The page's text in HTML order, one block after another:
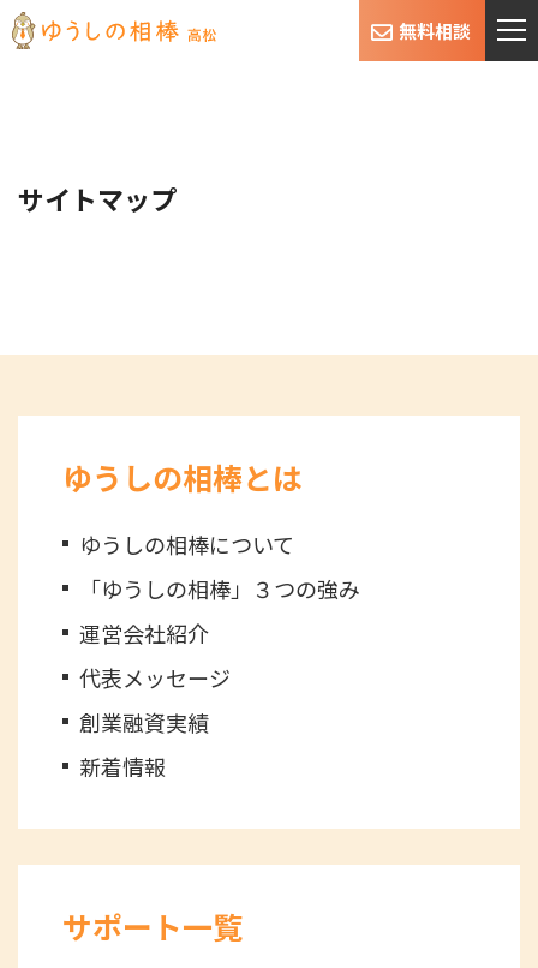
無料相談
サイトマップ
ゆうしの相棒とは
ゆうしの相棒について
「ゆうしの相棒」３つの強み
運営会社紹介
代表メッセージ
創業融資実績
新着情報
サポート一覧